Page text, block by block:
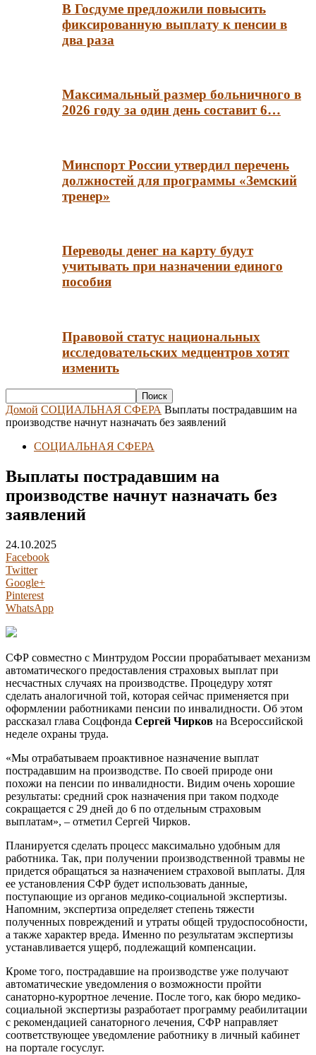
В Госдуме предложили повысить
фиксированную выплату к пенсии в
два раза
Максимальный размер больничного в
2026 году за один день составит 6…
Минспорт России утвердил перечень
должностей для программы «Земский
тренер»
Переводы денег на карту будут
учитывать при назначении единого
пособия
Правовой статус национальных
исследовательских медцентров хотят
изменить
Домой СОЦИАЛЬНАЯ СФЕРА Выплаты пострадавшим на
производстве начнут назначать без заявлений
СОЦИАЛЬНАЯ СФЕРА
Выплаты пострадавшим на
производстве начнут назначать без
заявлений
24.10.2025
Facebook
Twitter
Google+
Pinterest
WhatsApp
СФР совместно с Минтрудом России прорабатывает механизм
автоматического предоставления страховых выплат при
несчастных случаях на производстве. Процедуру хотят
сделать аналогичной той, которая сейчас применяется при
оформлении работниками пенсии по инвалидности. Об этом
рассказал глава Соцфонда Сергей Чирков на Всероссийской
неделе охраны труда.
«Мы отрабатываем проактивное назначение выплат
пострадавшим на производстве. По своей природе они
похожи на пенсии по инвалидности. Видим очень хорошие
результаты: средний срок назначения при таком подходе
сокращается с 29 дней до 6 по отдельным страховым
выплатам», – отметил Сергей Чирков.
Планируется сделать процесс максимально удобным для
работника. Так, при получении производственной травмы не
придется обращаться за назначением страховой выплаты. Для
ее установления СФР будет использовать данные,
поступающие из органов медико-социальной экспертизы.
Напомним, экспертиза определяет степень тяжести
полученных повреждений и утраты общей трудоспособности,
а также характер вреда. Именно по результатам экспертизы
устанавливается ущерб, подлежащий компенсации.
Кроме того, пострадавшие на производстве уже получают
автоматические уведомления о возможности пройти
санаторно-курортное лечение. После того, как бюро медико-
социальной экспертизы разработает программу реабилитации
с рекомендацией санаторного лечения, СФР направляет
соответствующее уведомление работнику в личный кабинет
на портале госуслуг.